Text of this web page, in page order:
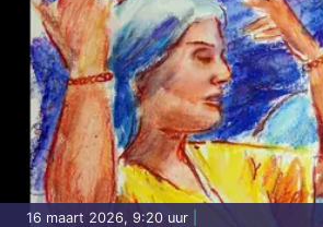
16 maart 2026, 9:20 uur